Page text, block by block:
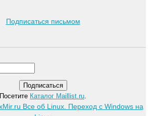
Подписаться письмом
Посетите Каталог Maillist.ru.